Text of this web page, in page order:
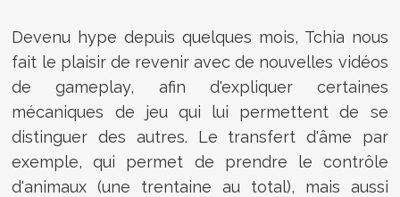
Devenu hype depuis quelques mois, Tchia nous
fait le plaisir de revenir avec de nouvelles vidéos
de gameplay, afin d'expliquer certaines
mécaniques de jeu qui lui permettent de se
distinguer des autres. Le transfert d'âme par
exemple, qui permet de prendre le contrôle
d'animaux (une trentaine au total), mais aussi